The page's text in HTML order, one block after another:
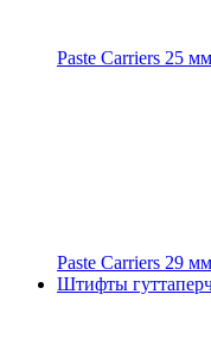
Paste Carriers 25 мм
Paste Carriers 29 мм
Штифты